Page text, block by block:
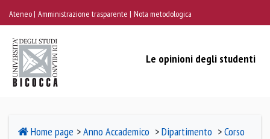
Ateneo Amministrazione trasparente Nota metodologica
Le opinioni degli studenti
Home page >Anno Accademico >Dipartimento >Corso